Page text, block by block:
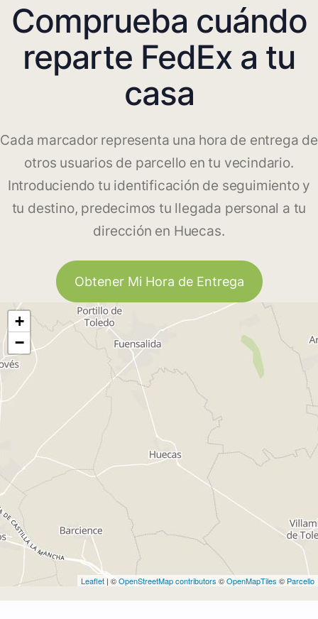
Comprueba cuándo
reparte FedEx a tu
casa
Cada marcador representa una hora de entrega de
otros usuarios de parcello en tu vecindario.
Introduciendo tu identificación de seguimiento y
tu destino, predecimos tu llegada personal a tu
dirección en Huecas.
Obtener Mi Hora de Entrega
+
−
Leaflet | ©OpenStreetMap contributors ©OpenMapTiles © Parcello